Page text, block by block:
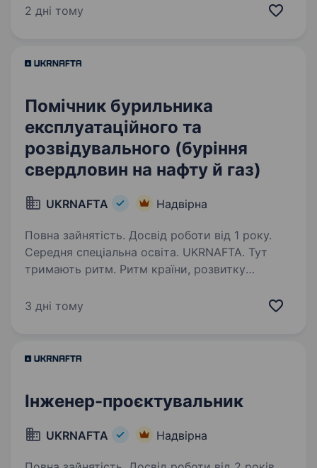
нафтовидобувна компанія України. Сьогодні
000+…
2 дні тому
Помічник бурильника
експлуатаційного та
розвідувального (буріння
свердловин на нафту й газ)
UKRNAFTA Надвірна
Повна зайнятість. Досвід роботи від 1 року.
Середня спеціальна освіта. UKRNAFTA. Тут
тримають ритм. Ритм країни, розвитку
нафтовидобувна компанія України. Сьогодні
000+…
3 дні тому
Інженер-проєктувальник
UKRNAFTA Надвірна